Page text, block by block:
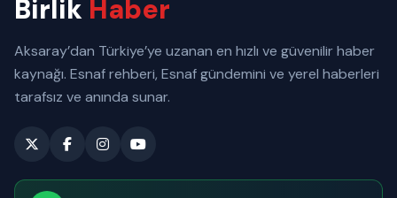
Birlik Haber
Aksaray’dan Türkiye’ye uzanan en hızlı ve güvenilir haber
kaynağı. Esnaf rehberi, Esnaf gündemini ve yerel haberleri
tarafsız ve anında sunar.